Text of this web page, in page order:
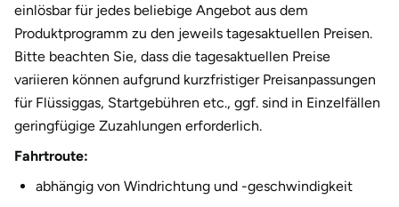
einlösbar für jedes beliebige Angebot aus dem
Produktprogramm zu den jeweils tagesaktuellen Preisen.
Bitte beachten Sie, dass die tagesaktuellen Preise
variieren können aufgrund kurzfristiger Preisanpassungen
für Flüssiggas, Startgebühren etc., ggf. sind in Einzelfällen
geringfügige Zuzahlungen erforderlich.
Fahrtroute:
abhängig von Windrichtung und -geschwindigkeit